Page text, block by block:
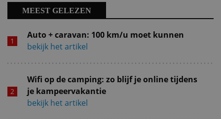
MEEST GELEZEN
Auto + caravan: 100 km/u moet kunnen
bekijk het artikel
Wifi op de camping: zo blijf je online tijdens
je kampeervakantie
bekijk het artikel